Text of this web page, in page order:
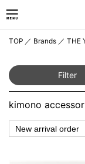
TOP ／ Brands ／ THE
Filter
kimono